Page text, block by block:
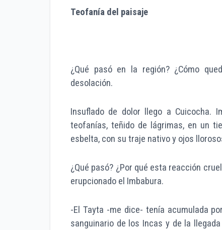
Teofanía del paisaje
¿Qué pasó en la región? ¿Cómo
desolación.
Insuflado de dolor llego a Cuicocha.
teofanías, teñido de lágrimas, en un
esbelta, con su traje nativo y ojos
¿Qué pasó? ¿Por qué esta reacción
erupcionado el Imbabura.
-El Tayta -me dice- tenía acumulada
sanguinario de los Incas y de la